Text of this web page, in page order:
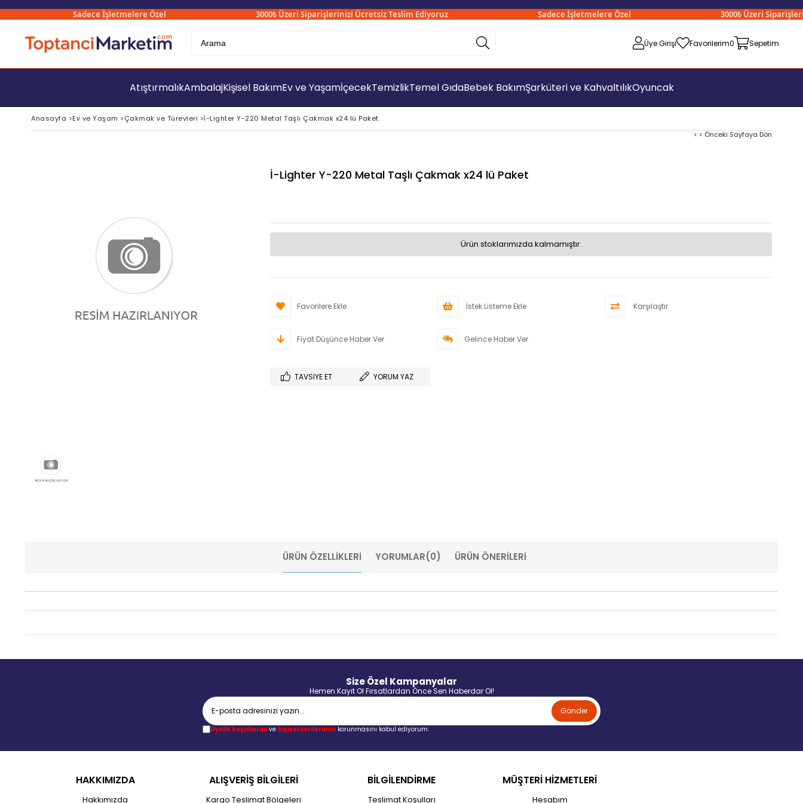
Sadece İşletmelere Özel 3000₺ Üzeri Siparişlerinizi Ücretsiz Teslim Ediyoruz Sadece İşletmelere Özel 3000₺ Üzeri
Üye Girişi Favorilerim0 Sepetim
AtıştırmalıkAmbalajKişisel BakımEv ve YaşamİçecekTemizlikTemel GıdaBebek BakımŞarküteri ve KahvaltılıkOyuncak
Anasayfa >Ev ve Yaşam >Çakmak ve Türevleri >İ-Lighter Y-220 Metal Taşlı Çakmak x24 lü Paket
< < Önceki Sayfaya Dön
İ-Lighter Y-220 Metal Taşlı Çakmak x24 lü Paket
Ürün stoklarımızda kalmamıştır.
Favorilere Ekle İstek Listeme Ekle Karşılaştır
Fiyat Düşünce Haber Ver Gelince Haber Ver
TAVSIYE ET YORUM YAZ
ÜRÜN ÖZELLIKLERI YORUMLAR(0) ÜRÜN ÖNERILERI
Size Özel Kampanyalar
Hemen Kayıt Ol Fırsatlardan Önce Sen Haberdar Ol!
Gönder
Üyelik koşullarınıve kişisel verileriminkorunmasını kabul ediyorum.
HAKKIMIZDA
Hakkımızda
ALIŞVERİŞ BİLGİLERİ
Kargo Teslimat Bölgeleri
BİLGİLENDİRME
Teslimat Koşulları
MÜŞTERİ HİZMETLERİ
Hesabım